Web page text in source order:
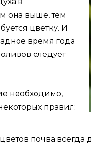
она выше, тем
цветку. И
время года
следует
необходимо,
правил:
почва всегда